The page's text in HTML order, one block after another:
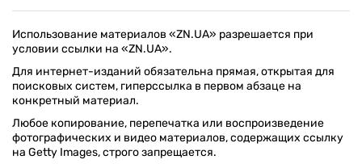
Использование материалов «ZN.UA» разрешается при
условии ссылки на «ZN.UA».
Для интернет-изданий обязательна прямая, открытая для
поисковых систем, гиперссылка в первом абзаце на
конкретный материал.
Любое копирование, перепечатка или воспроизведение
фотографических и видео материалов, содержащих ссылку
на Getty Images, строго запрещается.